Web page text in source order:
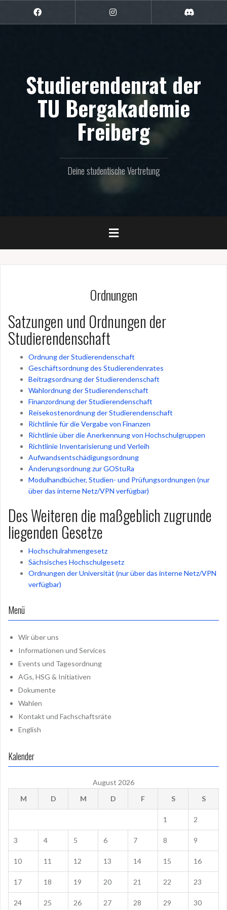
springen
Facebook
Studierendenrat der
TU Bergakademie
Freiberg
Deine studentische Vertretung
Ordnungen
Satzungen und Ordnungen der
Studierendenschaft
Ordnung der Studierendenschaft
Geschäftsordnung des Studierendenrates
Beitragsordnung der Studierendenschaft
Wahlordnung der Studierendenschaft
Finanzordnung der Studierendenschaft
Reisekostenordnung der Studierendenschaft
Richtlinie für die Vergabe von Finanzen
Richtlinie über die Anerkennung von Hochschulgruppen
Richtlinie Inventarisierung und Verleih
Aufwandsentschädigungsordnung
Änderungsordnung zur GOStuRa
Modulhandbücher, Studien- und Prüfungsordnungen (nur
über das interne Netz/VPN verfügbar)
Des Weiteren die maßgeblich zugrunde
liegenden Gesetze
Hochschulrahmengesetz
Sächsisches Hochschulgesetz
Ordnungen der Universität (nur über das interne Netz/VPN
verfügbar)
Menü
Wir über uns
Informationen und Services
Events und Tagesordnung
AGs, HSG & Initiativen
Dokumente
Wahlen
Kontakt und Fachschaftsräte
English
Kalender
August 2026
M
D M D F S S
1 2
3 4 5 6 7 8 9
10 11 12 13 14 15 16
17 18 19 20 21 22 23
24 25 26 27 28 29 30